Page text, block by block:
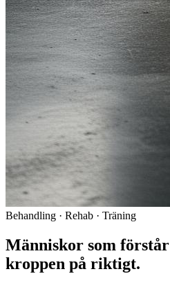
Behandling · Rehab · Träning
Människor som förstår
kroppen på riktigt.